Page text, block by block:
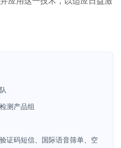
测产品组
证码短信、国际语音筛单、空